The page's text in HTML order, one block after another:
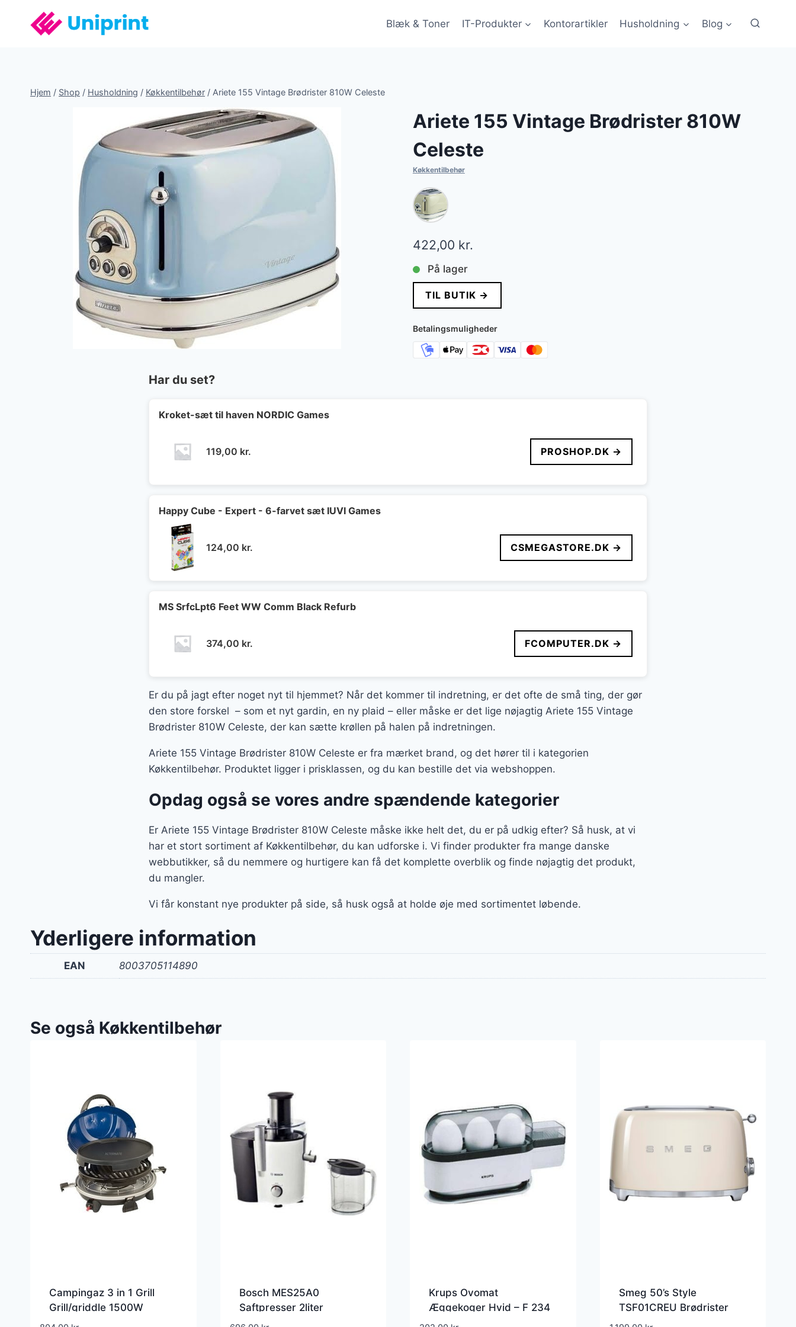
Blæk & Toner IT-Produkter Kontorartikler Husholdning Blog
Hjem / Shop / Husholdning / Køkkentilbehør / Ariete 155 Vintage Brødrister 810W Celeste
Ariete 155 Vintage Brødrister 810W
Celeste
Køkkentilbehør
422,00 kr.
På lager
TIL BUTIK →
Betalingsmuligheder
Har du set?
Kroket-sæt til haven NORDIC Games
119,00 kr. PROSHOP.DK →
Happy Cube - Expert - 6-farvet sæt IUVI Games
124,00 kr. CSMEGASTORE.DK →
MS SrfcLpt6 Feet WW Comm Black Refurb
374,00 kr. FCOMPUTER.DK →
Er du på jagt efter noget nyt til hjemmet? Når det kommer til indretning, er det ofte de små ting, der gør
den store forskel – som et nyt gardin, en ny plaid – eller måske er det lige nøjagtig Ariete 155 Vintage
Brødrister 810W Celeste, der kan sætte krøllen på halen på indretningen.
Ariete 155 Vintage Brødrister 810W Celeste er fra mærket brand, og det hører til i kategorien
Køkkentilbehør. Produktet ligger i prisklassen, og du kan bestille det via webshoppen.
Opdag også se vores andre spændende kategorier
Er Ariete 155 Vintage Brødrister 810W Celeste måske ikke helt det, du er på udkig efter? Så husk, at vi
har et stort sortiment af Køkkentilbehør, du kan udforske i. Vi finder produkter fra mange danske
webbutikker, så du nemmere og hurtigere kan få det komplette overblik og finde nøjagtig det produkt,
du mangler.
Vi får konstant nye produkter på side, så husk også at holde øje med sortimentet løbende.
Yderligere information
EAN 8003705114890
Se også Køkkentilbehør
Campingaz 3 in 1 Grill
Grill/griddle 1500W
Bosch MES25A0
Saftpresser 2liter
Hvid/anthracit
Krups Ovomat
Æggekoger Hvid – F 234
70
Smeg 50’s Style
TSF01CREU Brødrister
Fløde